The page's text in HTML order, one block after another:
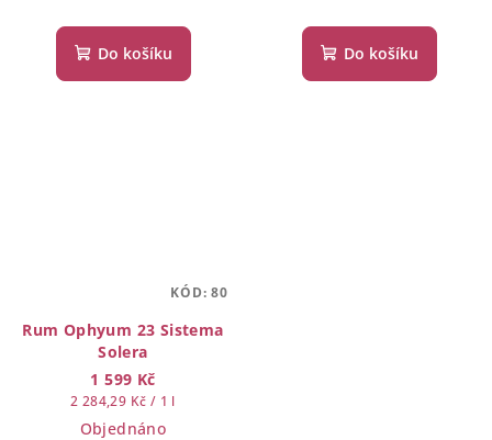
Do košíku Do košíku
Rum Ophyum 23 Sistema
Solera
1 599 Kč
Měrná
cena:
2 284,29 Kč / 1 l
Objednáno
KÓD:80